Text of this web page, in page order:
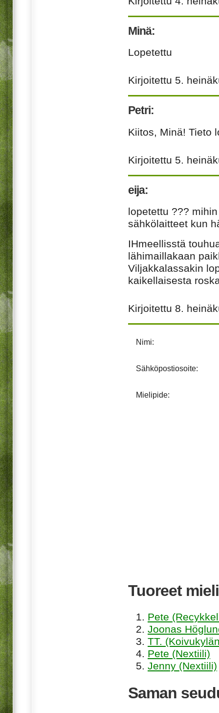
Minä:
Lopetettu
Kirjoitettu 5.
Petri:
Kiitos, Minä! Tieto
Kirjoitettu 5.
eija:
lopetettu ???
sähkölaitteet kun
IHmeellisstä
lähimaillakaan
Viljakkalassakin
kaikellaisesta
Kirjoitettu 8.
Nimi:
Sähköpostiosoite:
Mielipide:
Tuoreet
Pete
Joonas
TT.
Pete (Nextiili)
Jenny (Nextiili)
Saman